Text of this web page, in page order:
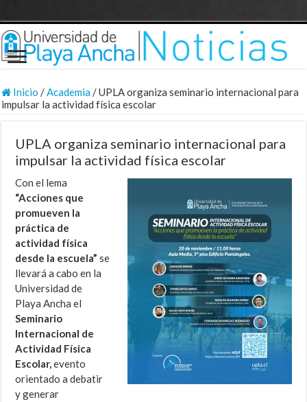
Inicio /Academia/UPLA organiza seminario internacional para
impulsar la actividad física escolar
UPLA organiza seminario internacional para
impulsar la actividad física escolar
Con el lema
“Acciones que
promueven la
práctica de
actividad física
desde la escuela” se
llevará a cabo en la
Universidad de
Playa Ancha el
Seminario
Internacional de
Actividad Física
Escolar,evento
orientado a debatir
y generar